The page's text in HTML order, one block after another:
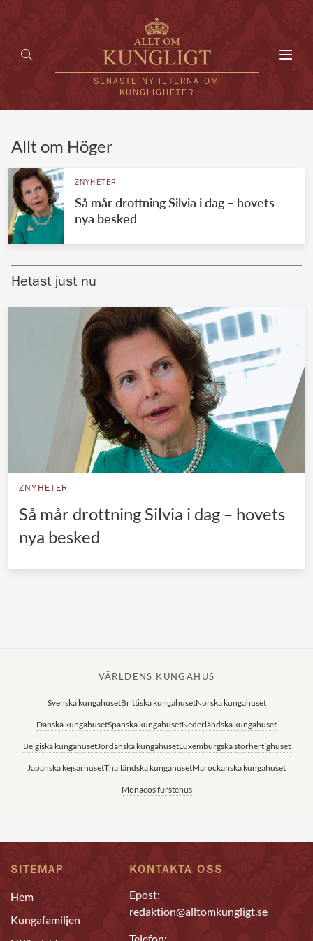
SENASTE NYHETERNA OM
KUNGLIGHETER
UTLÄNDSKT
VÄRLDENS KUNGAHUS
Brittiska kungahuset
Norska kungahuset
Danska kungahuset
Spanska kungahuset
Nederländska kungahuset
Belgiska kungahuset
Jordanska kungahuset
Japanska kejsarhuset
Allt om Höger
ZNYHETER
Så mår drottning Silvia i dag – hovets
nya besked
Hetast just nu
ZNYHETER
Så mår drottning Silvia i dag – hovets
nya besked
VÄRLDENS KUNGAHUS
Svenska kungahusetBrittiska kungahusetNorska kungahuset
Danska kungahusetSpanska kungahusetNederländska kungahuset
Belgiska kungahusetJordanska kungahusetLuxemburgska storhertighuset
Japanska kejsarhusetThailändska kungahusetMarockanska kungahuset
Monacos furstehus
SITEMAP
Hem
Kungafamiljen
KONTAKTA OSS
Epost:
redaktion@alltomkungligt.se